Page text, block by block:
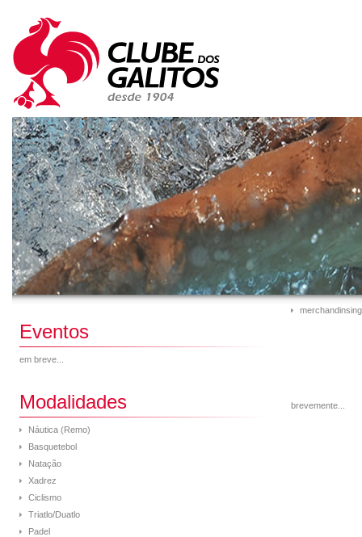
Eventos
em breve...
Modalidades
Náutica (Remo)
Basquetebol
Natação
Xadrez
Ciclismo
Triatlo/Duatlo
Padel
merchandinsing
brevemente...